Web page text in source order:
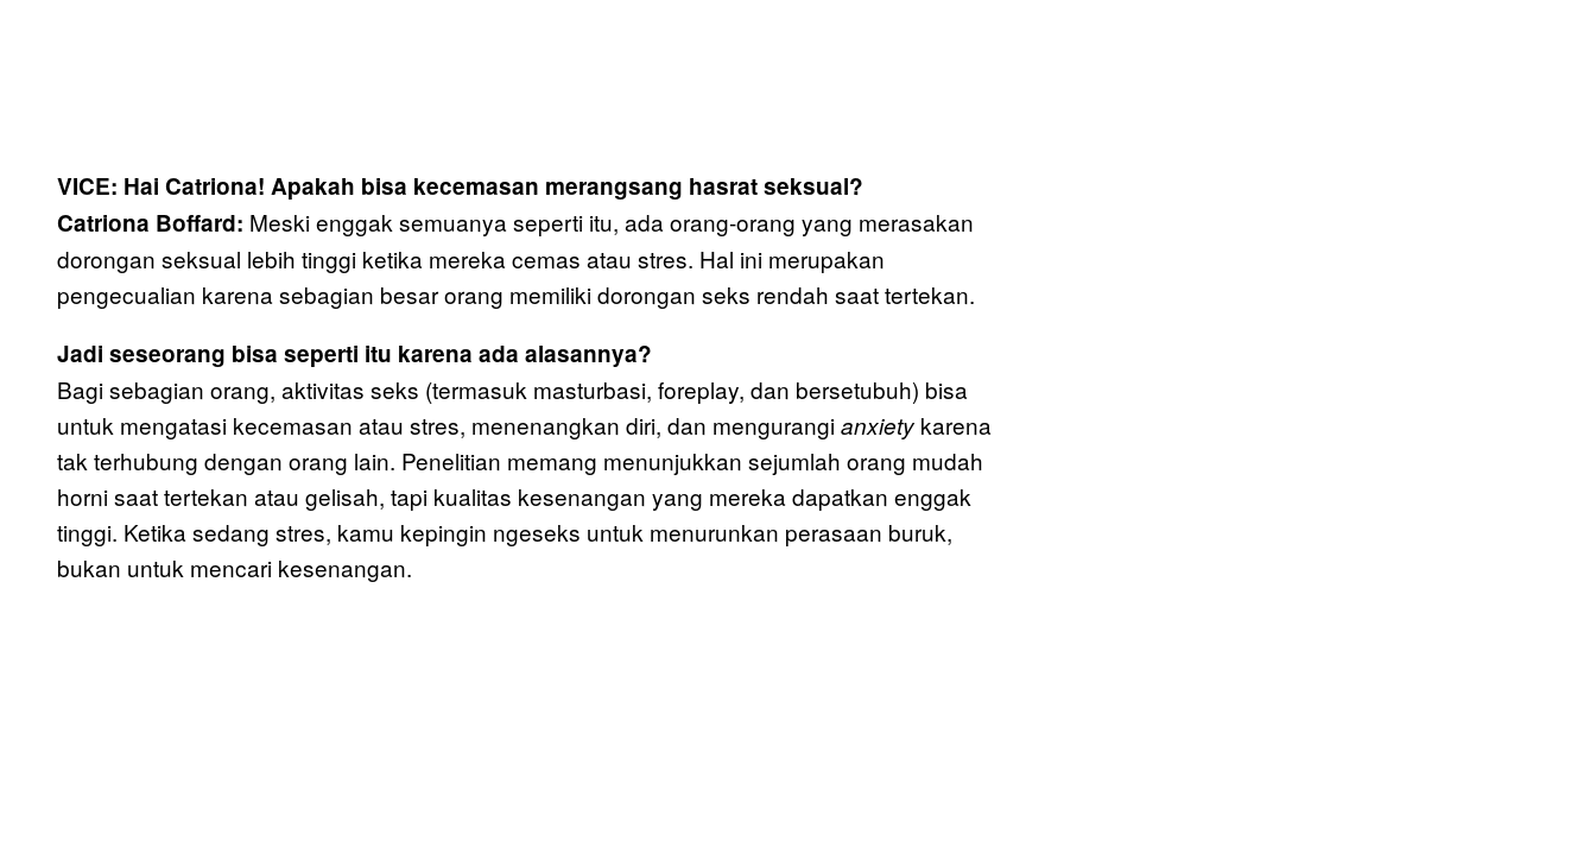
VICE: Hai Catriona! Apakah bisa kecemasan merangsang hasrat seksual?
Catriona Boffard: Meski enggak semuanya seperti itu, ada orang-orang yang merasakan
dorongan seksual lebih tinggi ketika mereka cemas atau stres. Hal ini merupakan
pengecualian karena sebagian besar orang memiliki dorongan seks rendah saat tertekan.
Jadi seseorang bisa seperti itu karena ada alasannya?
Bagi sebagian orang, aktivitas seks (termasuk masturbasi, foreplay, dan bersetubuh) bisa
untuk mengatasi kecemasan atau stres, menenangkan diri, dan mengurangianxiety karena
tak terhubung dengan orang lain. Penelitian memang menunjukkan sejumlah orang mudah
horni saat tertekan atau gelisah, tapi kualitas kesenangan yang mereka dapatkan enggak
tinggi. Ketika sedang stres, kamu kepingin ngeseks untuk menurunkan perasaan buruk,
bukan untuk mencari kesenangan.